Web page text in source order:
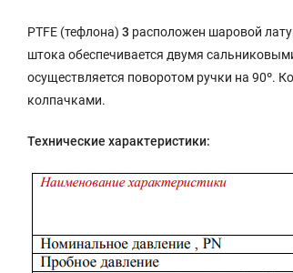
РТFE (тефлона) 3 расположен шаровой
штока обеспечивается двумя
осуществляется поворотом ручки на 90º.
колпачками.
Технические характеристики: